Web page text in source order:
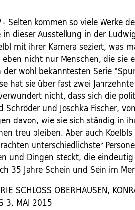
- Selten kommen so viele Werke
dieser Ausstellung in der
mit ihrer Kamera seziert, was
nicht nur Menschen, die sie
wohl bekanntesten Serie
hat sie über fast zwei
nicht, dass sich die
Schröder und Joschka Fischer,
davon, wie sie sich ständig in
treu bleiben. Aber auch
unterschiedlichster
und Dingen steckt, die
35 Jahre Schein und Sein im
SCHLOSS OBERHAUSEN,
3. MAI 2015